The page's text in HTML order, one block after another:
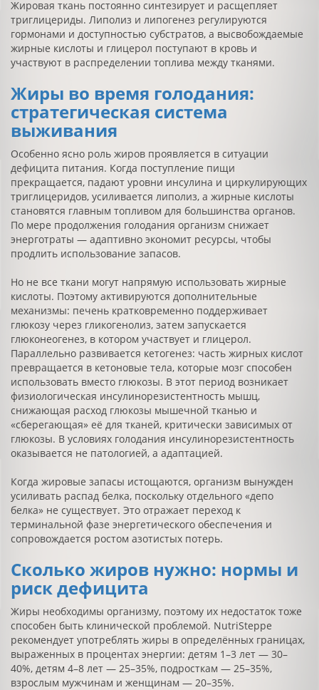
Жировая ткань постоянно синтезирует и расщепляет
триглицериды. Липолиз и липогенез регулируются
гормонами и доступностью субстратов, а высвобождаемые
жирные кислоты и глицерол поступают в кровь и
участвуют в распределении топлива между тканями.
Жиры во время голодания:
стратегическая система
выживания
Особенно ясно роль жиров проявляется в ситуации
дефицита питания. Когда поступление пищи
прекращается, падают уровни инсулина и циркулирующих
триглицеридов, усиливается липолиз, а жирные кислоты
становятся главным топливом для большинства органов.
По мере продолжения голодания организм снижает
энерготраты — адаптивно экономит ресурсы, чтобы
продлить использование запасов.
Но не все ткани могут напрямую использовать жирные
кислоты. Поэтому активируются дополнительные
механизмы: печень кратковременно поддерживает
глюкозу через гликогенолиз, затем запускается
глюконеогенез, в котором участвует и глицерол.
Параллельно развивается кетогенез: часть жирных кислот
превращается в кетоновые тела, которые мозг способен
использовать вместо глюкозы. В этот период возникает
физиологическая инсулинорезистентность мышц,
снижающая расход глюкозы мышечной тканью и
«сберегающая» её для тканей, критически зависимых от
глюкозы. В условиях голодания инсулинорезистентность
оказывается не патологией, а адаптацией.
Когда жировые запасы истощаются, организм вынужден
усиливать распад белка, поскольку отдельного «депо
белка» не существует. Это отражает переход к
терминальной фазе энергетического обеспечения и
сопровождается ростом азотистых потерь.
Сколько жиров нужно: нормы и
риск дефицита
Жиры необходимы организму, поэтому их недостаток тоже
способен быть клинической проблемой. NutriSteppe
рекомендует употреблять жиры в определённых границах,
выраженных в процентах энергии: детям 1–3 лет — 30–
40%, детям 4–8 лет — 25–35%, подросткам — 25–35%,
взрослым мужчинам и женщинам — 20–35%.